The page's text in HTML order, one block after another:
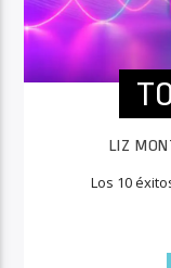
LIZ
Los 10